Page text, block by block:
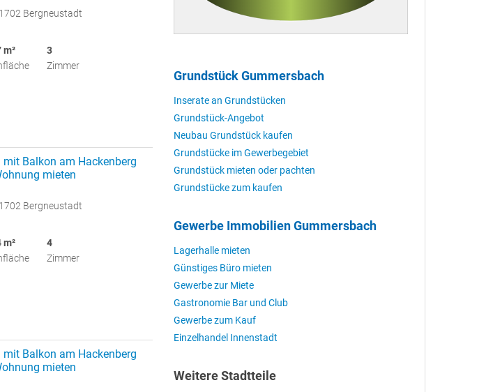
Bergneustadt
m²
3
Zimmer
Balkon am Hackenberg
mieten
Bergneustadt
m²
4
Zimmer
Balkon am Hackenberg
mieten
Grundstück Gummersbach
Inserate an Grundstücken
Grundstück-Angebot
Neubau Grundstück kaufen
Grundstücke im Gewerbegebiet
Grundstück mieten oder pachten
Grundstücke zum kaufen
Gewerbe Immobilien Gummersbach
Lagerhalle mieten
Günstiges Büro mieten
Gewerbe zur Miete
Gastronomie Bar und Club
Gewerbe zum Kauf
Einzelhandel Innenstadt
Weitere Stadtteile